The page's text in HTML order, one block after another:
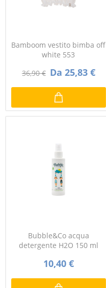
Bamboom vestito bimba off
white 553
36,90 € Da 25,83 €
Bubble&Co acqua
detergente H2O 150 ml
10,40 €